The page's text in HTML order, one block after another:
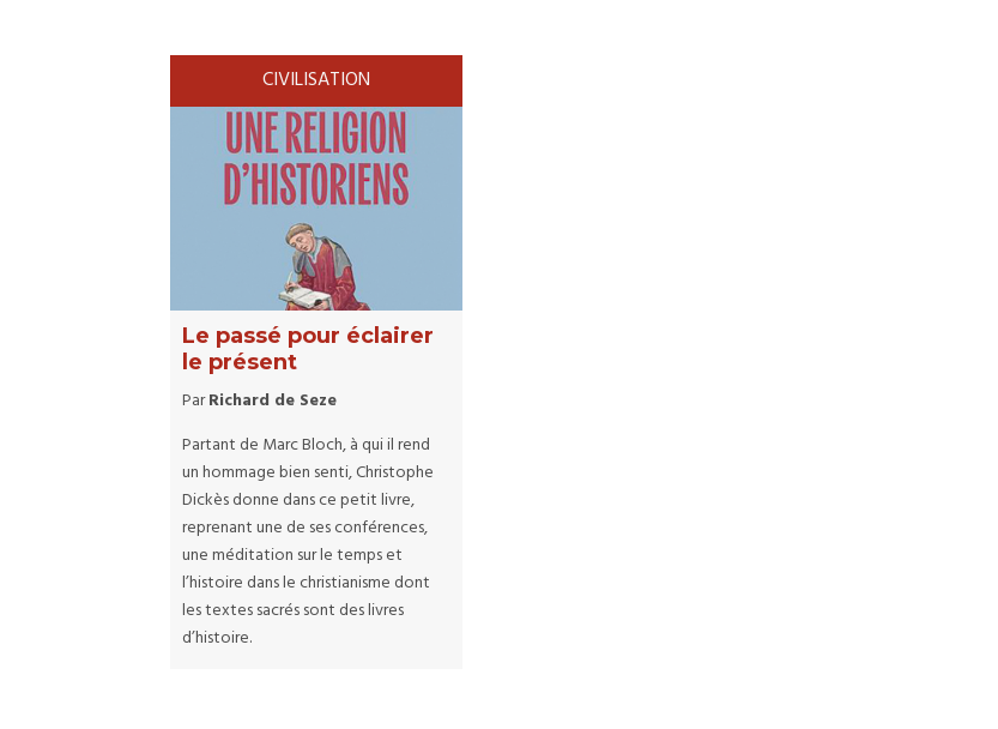
CIVILISATION
Le passé pour éclairer
le présent
ParRichard de Seze
Partant de Marc Bloch, à qui il rend
un hommage bien senti, Christophe
Dickès donne dans ce petit livre,
reprenant une de ses conférences,
une méditation sur le temps et
l’histoire dans le christianisme dont
les textes sacrés sont des livres
d’histoire.